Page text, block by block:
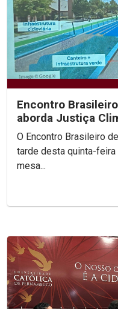
Encontro
aborda Justiça
O Encontro Brasileiro
tarde desta quinta-feira
mesa...